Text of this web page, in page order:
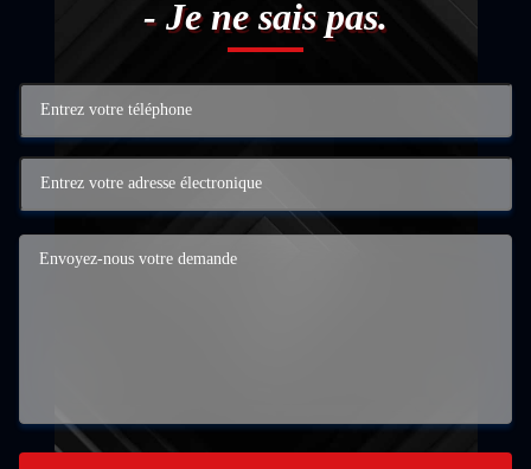
- Je ne sais pas.